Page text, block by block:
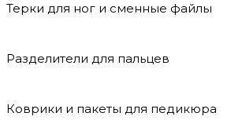
Терки для ног и сменные файлы
Разделители для пальцев
Коврики и пакеты для педикюра